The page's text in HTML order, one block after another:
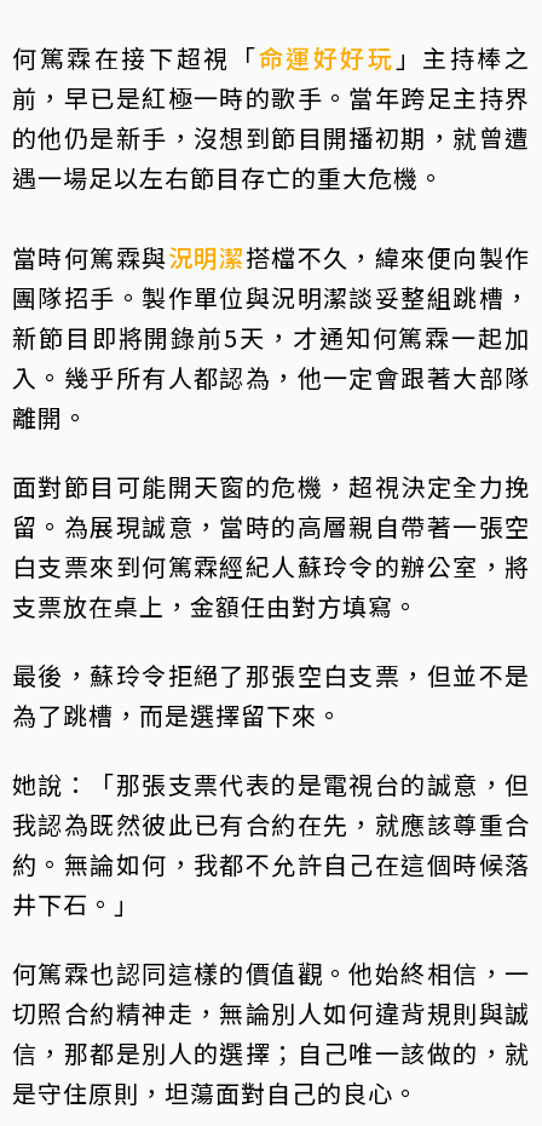
何篤霖在接下超視「命運好好玩 」主持棒之
前，早已是紅極一時的歌手。當年跨足主持界
的他仍是新手，沒想到節目開播初期，就曾遭
遇一場足以左右節目存亡的重大危機。
當時何篤霖與況明潔搭檔不久，緯來便向製作
團隊招手。製作單位與況明潔談妥整組跳槽，
新節目即將開錄前5天，才通知何篤霖一起加
入。幾乎所有人都認為，他一定會跟著大部隊
離開。
面對節目可能開天窗的危機，超視決定全力挽
留。為展現誠意，當時的高層親自帶著一張空
白支票來到何篤霖經紀人蘇玲令的辦公室，將
支票放在桌上，金額任由對方填寫。
最後，蘇玲令拒絕了那張空白支票，但並不是
為了跳槽，而是選擇留下來。
她說：「那張支票代表的是電視台的誠意，但
我認為既然彼此已有合約在先，就應該尊重合
約。無論如何，我都不允許自己在這個時候落
井下石。」
何篤霖也認同這樣的價值觀。他始終相信，一
切照合約精神走，無論別人如何違背規則與誠
信，那都是別人的選擇；自己唯一該做的，就
是守住原則，坦蕩面對自己的良心。